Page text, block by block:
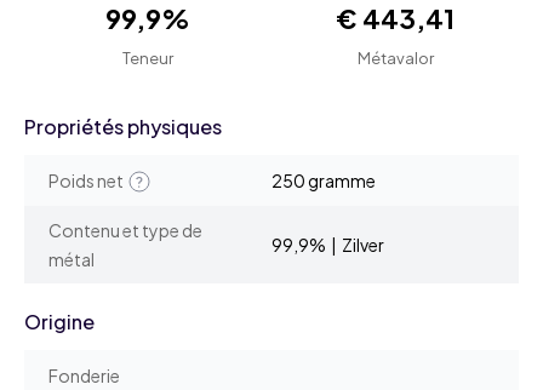
99,9%
Teneur
€ 443,41
Métavalor
Propriétés physiques
Poids net 250 gramme
Contenu et type de
métal
99,9% | Zilver
Origine
Fonderie